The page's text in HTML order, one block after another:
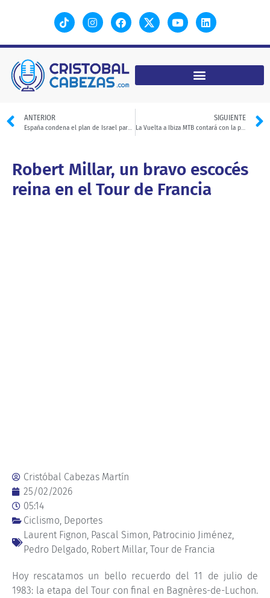
ANTERIOR
España condena el plan de Israel para aumentar su control sobre Cisjordania
SIGUIENTE
La Vuelta a Ibiza MTB contará con la presencia de Valverde
Robert Millar, un bravo escocés
reina en el Tour de Francia
Cristóbal Cabezas Martín
25/02/2026
05:14
Ciclismo Deportes
Laurent Fignon Pascal Simon Patrocinio Jiménez
Pedro Delgado Robert Millar, Tour de Francia
Hoy rescatamos un bello recuerdo del 11 de julio de
1983: la etapa del Tour con final en Bagnères-de-Luchon.